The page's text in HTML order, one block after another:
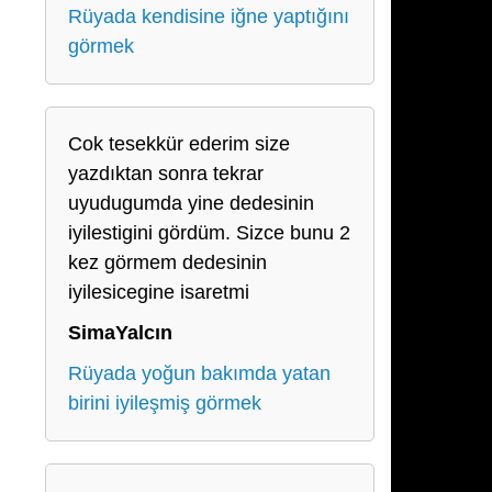
Rüyada kendisine iğne yaptığını
görmek
Cok tesekkür ederim size
yazdıktan sonra tekrar
uyudugumda yine dedesinin
iyilestigini gördüm. Sizce bunu 2
kez görmem dedesinin
iyilesicegine isaretmi
SimaYalcın
Rüyada yoğun bakımda yatan
birini iyileşmiş görmek